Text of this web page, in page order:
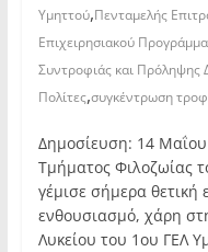
Υμηττού,Πενταμελής
Επιχειρησιακού
Συντροφιάς και Πρόληψης
Πολίτες,συγκέντρωση
Δημοσίευση: 14
Τμήματος Φιλοζωίας
γέμισε σήμερα θετική
ενθουσιασμό, χάρη
Λυκείου του 1ου ΓΕΛ